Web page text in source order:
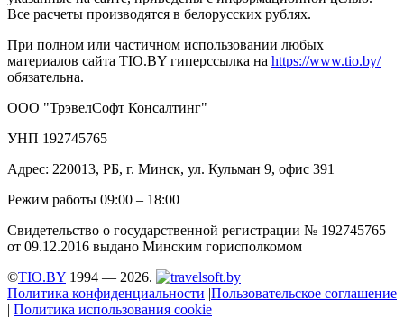
Все расчеты производятся в белорусских рублях.
При полном или частичном использовании любых
материалов сайта TIO.BY гиперссылка на https://www.tio.by/
обязательна.
ООО "ТрэвелСофт Консалтинг"
УНП 192745765
Адрес: 220013, РБ, г. Минск, ул. Кульман 9, офис 391
Режим работы 09:00 – 18:00
Свидетельство о государственной регистрации № 192745765
от 09.12.2016 выдано Минским горисполкомом
©TIO.BY 1994 — 2026.
Политика конфиденциальности |Пользовательское соглашение
| Политика использования cookie